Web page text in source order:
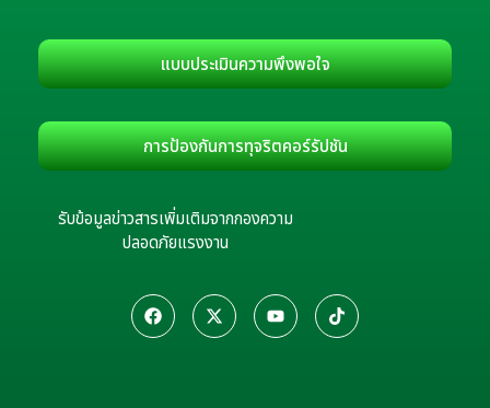
แบบประเมินความพึงพอใจ
การป้องกันการทุจริตคอร์รัปชัน
รับข้อมูลข่าวสารเพิ่มเติมจากกองความ
ปลอดภัยแรงงาน